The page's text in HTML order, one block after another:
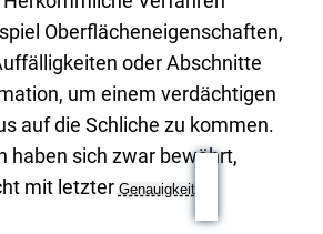
Oberflächeneigenschaften,
oder Abschnitte
um einem verdächtigen
auf die Schliche zu kommen.
haben sich zwar bewährt,
mit letzter Genauigkeit